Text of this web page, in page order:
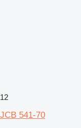
12
JCB 541-70